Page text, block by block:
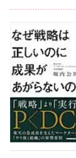
成果
があが
マーケ
10:00